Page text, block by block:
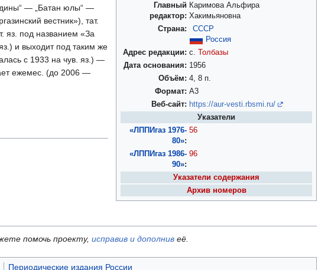
Главный
редактор:
Каримова Альфира
Хакимьяновна
Страна:
СССР
Россия
Адрес редакции: с. Толбазы
Дата основания: 1956
Объём: 4, 8 п.
Формат: А3
Веб-сайт: https://aur-vesti.rbsmi.ru/
Указатели
«ЛППИгаз 1976-
80»:
56
«ЛППИгаз 1986-
90»:
96
Указатели содержания
Архив номеров
— „Батан юлы“ —
вестник»), тат.
яз. под названием «За
и выходит под таким же
с 1933 на чув. яз.) —
ежемес. (до 2006 —
помочь проекту, исправив и дополнив её.
Периодические издания России